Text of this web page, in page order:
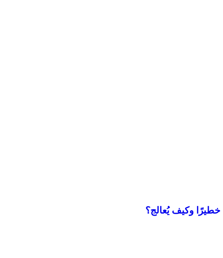
وكيف يُعالج؟